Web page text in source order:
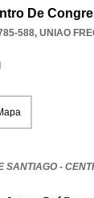
De
588, UNIAO
SANTIAGO -